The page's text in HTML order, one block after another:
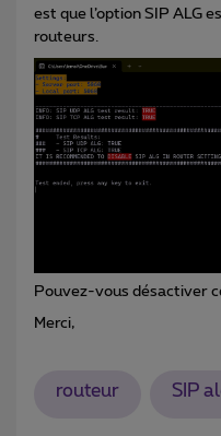
est que l’option SIP ALG
routeurs.
Pouvez-vous désactiver
Merci,
routeur SIP